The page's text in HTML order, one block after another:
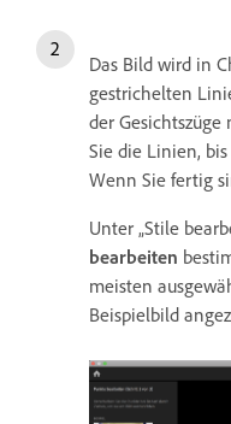
Das Bild wird in
gestrichelten
der
Sie die Linien,
Wenn Sie fertig
Unter „Stile
bearbeiten
meisten
Beispielbild